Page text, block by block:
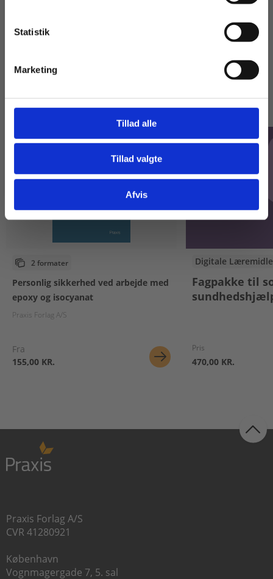
Statistik
Marketing
Tillad alle
Tillad valgte
Afvis
Andre har også købt
2 formater
Personlig sikkerhed ved arbejde med
epoxy og isocyanat
Praxis Forlag A/S
Fra
155,00 KR.
Digitale
Fagpakke til
Pris
470,00 KR.
Praxis Forlag A/S
CVR 41280921
København
Vognmagergade 7, 5. sal
Gå til praxisOnline